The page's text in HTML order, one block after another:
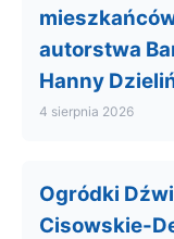
autorstwa
Hanny
4 sierpnia 2026
Ogródki
Cisowskie-